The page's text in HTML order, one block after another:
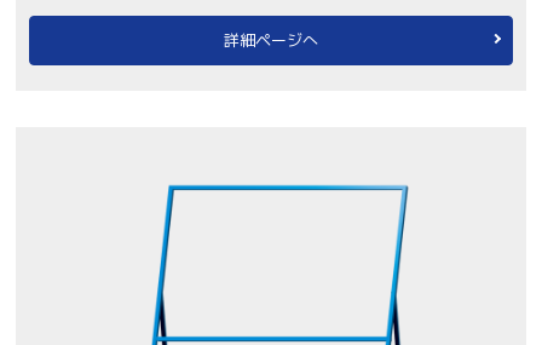
詳細ページへ